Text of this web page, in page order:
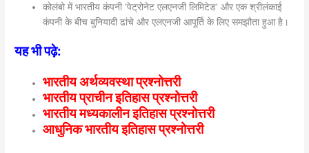
कोलंबो में भारतीय कंपनी ‘पेट्रोनेट एलएनजी लिमिटेड’ और एक श्रीलंकाई
कंपनी के बीच बुनियादी ढांचे और एलएनजी आपूर्ति के लिए समझौता हुआ है।
यह भी पढ़े:
भारतीय अर्थव्यवस्था प्रश्नोत्तरी
भारतीय प्राचीन इतिहास प्रश्नोत्तरी
भारतीय मध्यकालीन इतिहास प्रश्नोत्तरी
आधुनिक भारतीय इतिहास प्रश्नोत्तरी